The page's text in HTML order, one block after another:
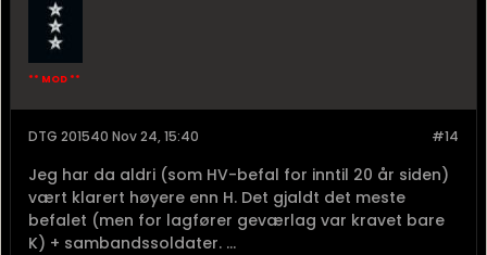
** MOD **
#14
DTG 201540 Nov 24, 15:40
Jeg har da aldri (som HV-befal for inntil 20 år siden)
vært klarert høyere enn H. Det gjaldt det meste
befalet (men for lagfører geværlag var kravet bare
K) + sambandssoldater. ...